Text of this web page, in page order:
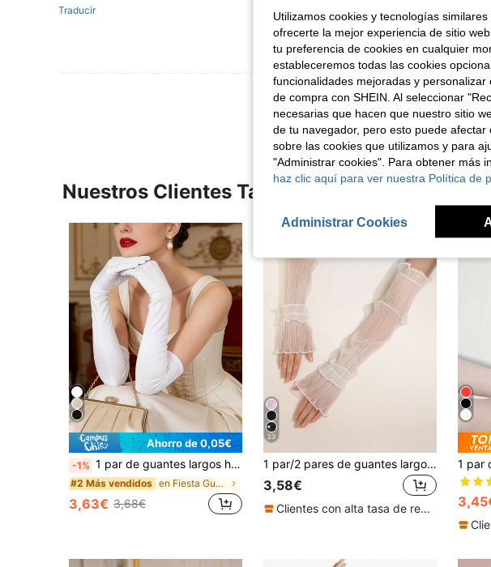
Traducir
Ver Más Reseñas
Nuestros Clientes También Vieron
Ahorro de 0,05€
-1% 1 par de guantes largos hasta el codo de satén elástico blanco para mujer
#2 Más vendidos en Fiesta Guantes de mujer
3,63€ 3,68€
23
1 par/2 pares de guantes largos de unicolor plisados de alta gama
3,58€
Clientes con alta tasa de repetición
Utilizamos cookies y tecnologías
ofrecerte la mejor experiencia de sitio
tu preferencia de cookies en cualquier
estableceremos todas las cookies
funcionalidades mejoradas y
de compra con SHEIN. Al seleccionar
necesarias que hacen que nuestro sitio
de tu navegador, pero esto puede
sobre las cookies que utilizamos y para
"Administrar cookies". Para obtener más
haz clic aquí para ver nuestra Política de
Administrar Cookies